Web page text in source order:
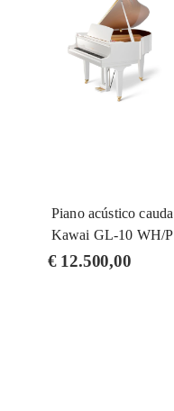
Piano acústico cauda
Kawai GL-10 WH/P
€12.500,00